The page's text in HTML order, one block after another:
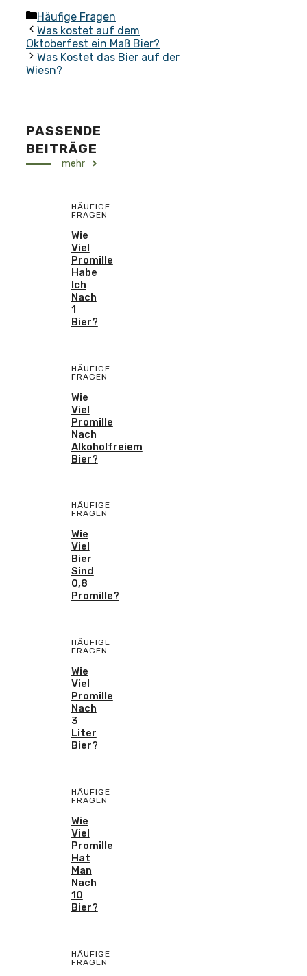
Kategorien
Häufige Fragen
Was kostet auf dem
Oktoberfest ein Maß Bier?
Was Kostet das Bier auf der
Wiesn?
PASSENDE
BEITRÄGE
mehr
HÄUFIGE
FRAGEN
Wie
Viel
Promille
Habe
Ich
Nach
1
Bier?
HÄUFIGE
FRAGEN
Wie
Viel
Promille
Nach
Alkoholfreiem
Bier?
HÄUFIGE
FRAGEN
Wie
Viel
Bier
Sind
0,8
Promille?
HÄUFIGE
FRAGEN
Wie
Viel
Promille
Nach
3
Liter
Bier?
HÄUFIGE
FRAGEN
Wie
Viel
Promille
Hat
Man
Nach
10
Bier?
HÄUFIGE
FRAGEN